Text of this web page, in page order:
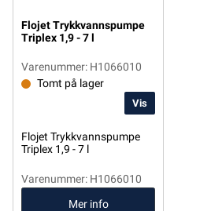
Flojet Trykkvannspumpe
Triplex 1,9 - 7 l
Varenummer: H1066010
Tomt på lager
Vis
Flojet Trykkvannspumpe
Triplex 1,9 - 7 l
Varenummer: H1066010
Mer info